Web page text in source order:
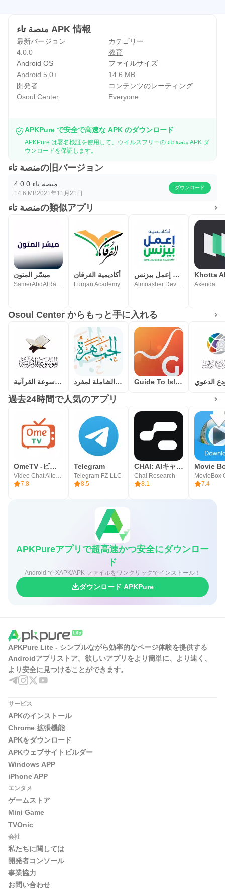
منصة تاء APK 情報
最新バージョン
4.0.0
カテゴリー
教育
Android OS
Android 5.0+
ファイルサイズ
14.6 MB
開発者
Osoul Center
コンテンツのレーティング
Everyone
APKPure で安全で高速な APK のダウンロード
APKPure は署名検証を使用して、ウイルスフリーの منصة تاء APK ダ
ウンロードを保証します。
منصة تاءの旧バージョン
منصة تاء 4.0.0
14.6 MB2021年11月21日
ダウンロード
منصة تاءの類似アプリ
ميسّر المتون
SamerAbdAlRahmanQadi
أكاديمية الفرقان
Furqan Academy
أكاديمية إعمل بيزنس
Almoasher Developers Team Axenda
Osoul Center からもっと手に入れる
الموسوعة القرآنية الجمهرة(الموسوعة الشاملة لمفرد Guide To Islam الدعوي
過去24時間で人気のアプリ
OmeTV -ビデオチャットオルタナティブ
Video Chat Alternative
7.8
Telegram
Telegram FZ-LLC
8.5
CHAI: AIキャラ・あなたの推しとロールプレイチャット
Chai Research
8.1
Movie
MovieBox
7.4
APKPureアプリで超高速かつ安全にダウンロー
ド
Android で XAPK/APK ファイルをワンクリックでインストール！
ダウンロード APKPure
APKPure Lite - シンプルながら効率的なページ体験を提供する
Androidアプリストア。欲しいアプリをより簡単に、より速く、
より安全に見つけることができます。
サービス
APKのインストール
Chrome 拡張機能
APKをダウンロード
APKウェブサイトビルダー
Windows APP
iPhone APP
エンタメ
ゲームストア
Mini Game
TVOnic
会社
私たちに関しては
開発者コンソール
事業協力
お問い合わせ